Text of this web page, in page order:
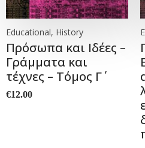
Educational, History
Πρόσωπα και Ιδέες –
Γράμματα και
τέχνες – Τόμος Γ΄
€12.00